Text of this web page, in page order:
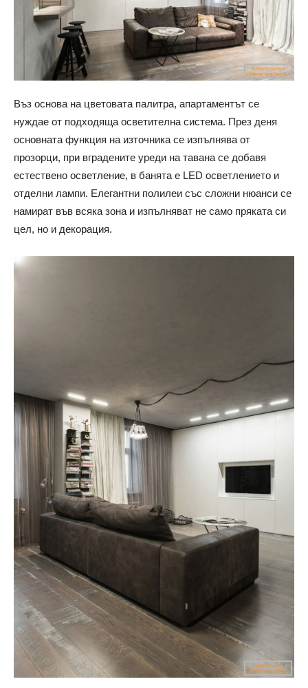
Въз основа на цветовата палитра, апартаментът се
нуждае от подходяща осветителна система. През деня
основната функция на източника се изпълнява от
прозорци, при вградените уреди на тавана се добавя
естествено осветление, в банята е LED осветлението и
отделни лампи. Елегантни полилеи със сложни нюанси се
намират във всяка зона и изпълняват не само пряката си
цел, но и декорация.